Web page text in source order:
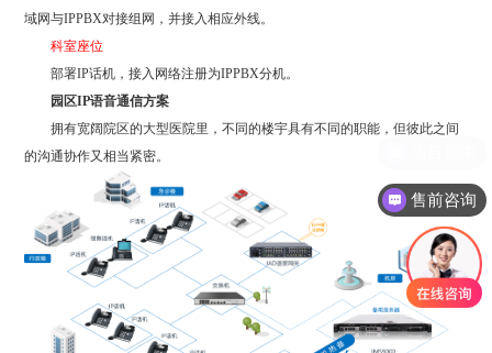
域网与IPPBX对接组网，并接入相应外线。
科室座位
部署IP话机，接入网络注册为IPPBX分机。
园区IP语音通信方案
拥有宽阔院区的大型医院里，不同的楼宇具有不同的职能，但彼此之间
的沟通协作又相当紧密。
售前咨询